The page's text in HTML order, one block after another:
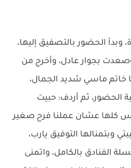
الحضور بالتصفيق إليها،
بجوار عادل، وأخرج من
ماسي شديد الجمال،
ثم أردف: حبيت
كلها عشان عملنا فرح صغير
وبتمنالها التوفيق يارب،
الفنادق بالكامل، واتمنى